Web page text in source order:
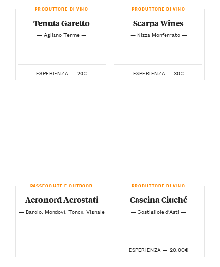
PRODUTTORE DI VINO
Tenuta Garetto
— Agliano Terme —
ESPERIENZA — 20€
PRODUTTORE DI VINO
Scarpa Wines
— Nizza Monferrato —
ESPERIENZA — 30€
PASSEGGIATE E OUTDOOR
Aeronord Aerostati
— Barolo, Mondovì, Tonco, Vignale
—
PRODUTTORE DI VINO
Cascina Ciuché
— Costigliole d’Asti —
ESPERIENZA — 20.00€